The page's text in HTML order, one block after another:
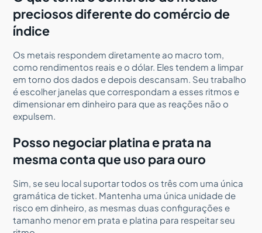
preciosos diferente do comércio de
índice
Os metais respondem diretamente ao macro tom,
como rendimentos reais e o dólar. Eles tendem a limpar
em torno dos dados e depois descansam. Seu trabalho
é escolher janelas que correspondam a esses ritmos e
dimensionar em dinheiro para que as reações não o
expulsem.
Posso negociar platina e prata na
mesma conta que uso para ouro
Sim, se seu local suportar todos os três com uma única
gramática de ticket. Mantenha uma única unidade de
risco em dinheiro, as mesmas duas configurações e
tamanho menor em prata e platina para respeitar seu